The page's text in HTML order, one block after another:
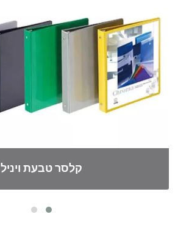
קלסר טבעת ויניל